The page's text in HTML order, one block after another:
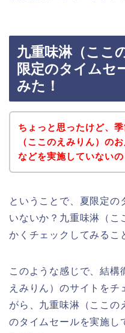
九重味淋（ここ
限定のタイムセ
みた！
ちょっと思ったけど、
（ここのえみりん）の
などを実施していないの
ということで、夏限定の
いないか？九重味淋（こ
かくチェックしてみるこ
このような感じで、結構
えみりん）のサイトをチ
がら、九重味淋（ここの
のタイムセールを実施し